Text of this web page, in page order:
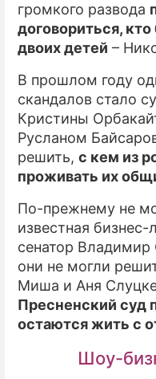
громкого развода
договориться,
двоих детей –
В прошлом году
скандалов стало
Кристины
Русланом
решить, с кем из
проживать их
По-прежнему не
известная
сенатор Владимир
они не могли
Миша и Аня
Пресненский суд
остаются жить с
Шоу-